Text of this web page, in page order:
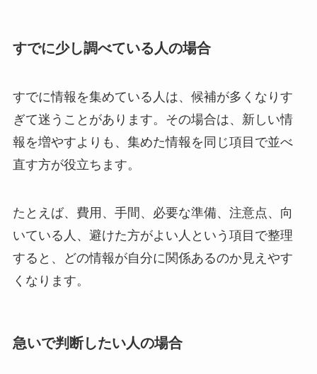
すでに少し調べている人の場合
すでに情報を集めている人は、候補が多くなりす
ぎて迷うことがあります。その場合は、新しい情
報を増やすよりも、集めた情報を同じ項目で並べ
直す方が役立ちます。
たとえば、費用、手間、必要な準備、注意点、向
いている人、避けた方がよい人という項目で整理
すると、どの情報が自分に関係あるのか見えやす
くなります。
急いで判断したい人の場合